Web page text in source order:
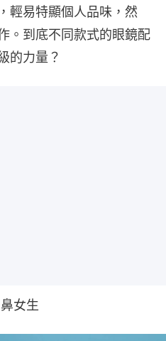
輕易特顯個人品味，然
。到底不同款式的眼鏡配
的力量？
女生